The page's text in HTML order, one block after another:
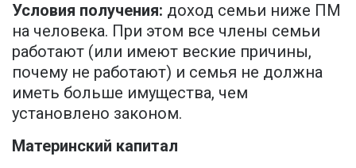
Условия получения: доход семьи ниже ПМ
на человека. При этом все члены семьи
работают (или имеют веские причины,
почему не работают) и семья не должна
иметь больше имущества, чем
установлено законом.
Материнский капитал